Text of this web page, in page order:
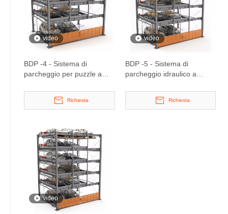
video
BDP -4 - Sistema di
parcheggio per puzzle a
sollevamento e diapositiva
Richiesta
video
BDP -5 - Sistema di
parcheggio idraulico a
Richiesta
video